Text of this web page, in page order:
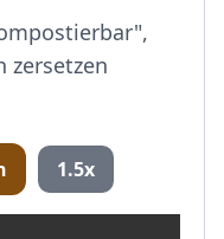
zersetzen
1.5x